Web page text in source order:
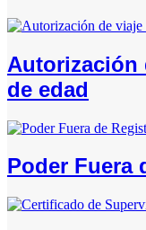
Autorización
de edad
Poder Fuera